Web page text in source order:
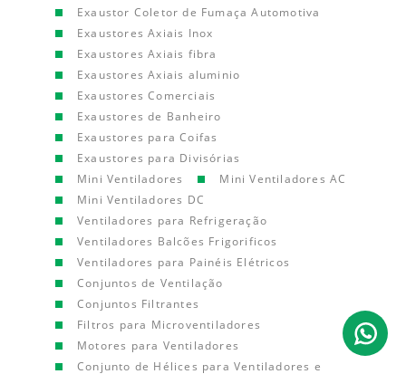
Exaustor Coletor de Fumaça Automotiva
Exaustores Axiais Inox
Exaustores Axiais fibra
Exaustores Axiais aluminio
Exaustores Comerciais
Exaustores de Banheiro
Exaustores para Coifas
Exaustores para Divisórias
Mini Ventiladores
Mini Ventiladores AC
Mini Ventiladores DC
Ventiladores para Refrigeração
Ventiladores Balcões Frigorificos
Ventiladores para Painéis Elétricos
Conjuntos de Ventilação
Conjuntos Filtrantes
Filtros para Microventiladores
Motores para Ventiladores
Conjunto de Hélices para Ventiladores e